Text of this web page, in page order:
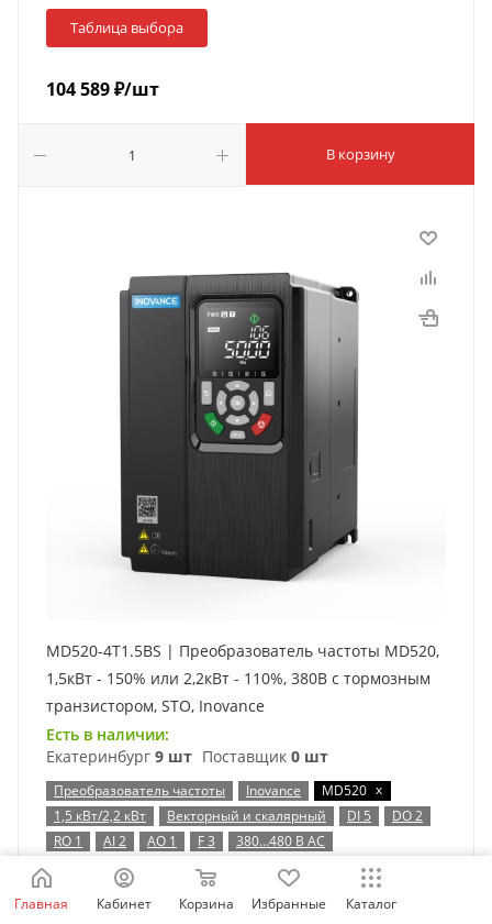
Таблица выбора
104 589₽/шт
В корзину
MD520-4T1.5BS | Преобразователь частоты MD520,
1,5кВт - 150% или 2,2кВт - 110%, 380В с тормозным
транзистором, STO, Inovance
Есть в наличии:
Екатеринбург 9 шт Поставщик 0 шт
Преобразователь частоты Inovance MD520 x
1,5 кВт/2,2 кВт
Векторный и скалярный DI 5
DO 2
RO 1
AI 2 AO 1 F 3 380…480 В AC
Таблица выбора
Главная Кабинет Корзина Избранные Каталог